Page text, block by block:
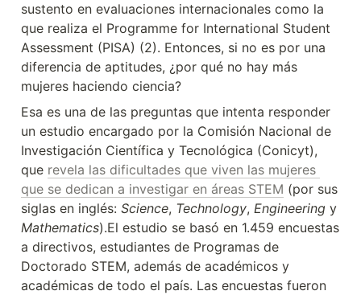
sustento en evaluaciones internacionales como la
que realiza el Programme for International Student
Assessment (PISA) (2). Entonces, si no es por una
diferencia de aptitudes, ¿por qué no hay más
mujeres haciendo ciencia?
Esa es una de las preguntas que intenta responder
un estudio encargado por la Comisión Nacional de
Investigación Científica y Tecnológica (Conicyt),
que revela las dificultades que viven las mujeres
que se dedican a investigar en áreas STEM (por sus
siglas en inglés: Science, Technology, Engineering
Mathematics).El estudio se basó en 1.459 encuestas
a directivos, estudiantes de Programas de
Doctorado STEM, además de académicos y
académicas de todo el país. Las encuestas fueron